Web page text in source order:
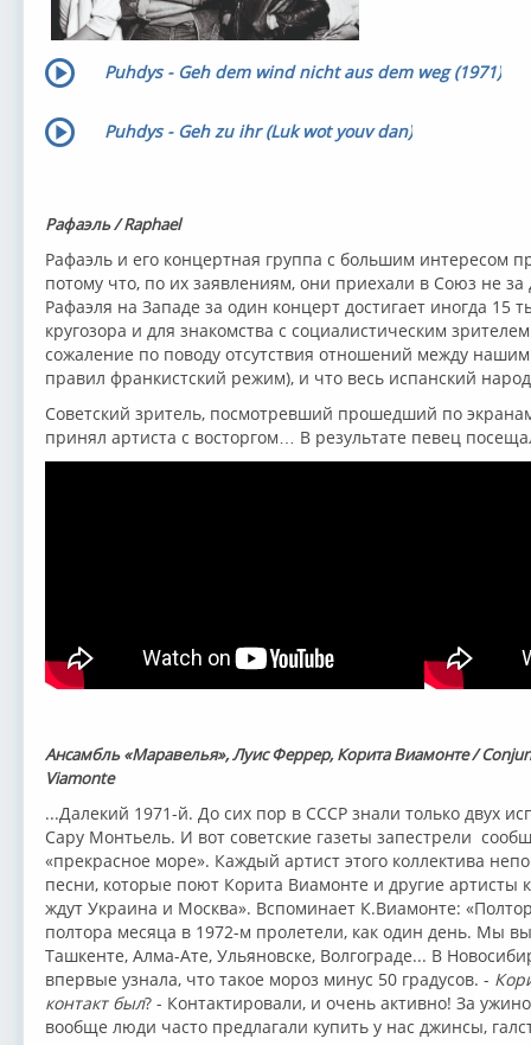
Puhdys - Geh dem wind nicht aus dem weg (1971)
Puhdys - Geh zu ihr (Luk wot youv dan)
Рафаэль / Raphael
Рафаэль и его концертная группа с большим интересом
потому что, по их заявлениям, они приехали в Союз не
Рафаэля на Западе за один концерт достигает иногда 15
кругозора и для знакомства с социалистическим
сожаление по поводу отсутствия отношений между
правил франкистский режим), и что весь испанский
Советский зритель, посмотревший прошедший по
принял артиста с восторгом… В результате певец
Ансамбль «Маравелья», Луис Феррер, Корита Виамонте /
Viamonte
...Далекий 1971-й. До сих пор в СССР знали только двух
Сару Монтьель. И вот советские газеты запестрели
«прекрасное море». Каждый артист этого коллектива
песни, которые поют Корита Виамонте и другие артисты
ждут Украина и Москва». Вспоминает К.Виамонте:
полтора месяца в 1972-м пролетели, как один день. Мы
Ташкенте, Алма-Ате, Ульяновске, Волгограде... В
впервые узнала, что такое мороз минус 50 градусов. -
контакт был? - Контактировали, и очень активно! За
вообще люди часто предлагали купить у нас джинсы,